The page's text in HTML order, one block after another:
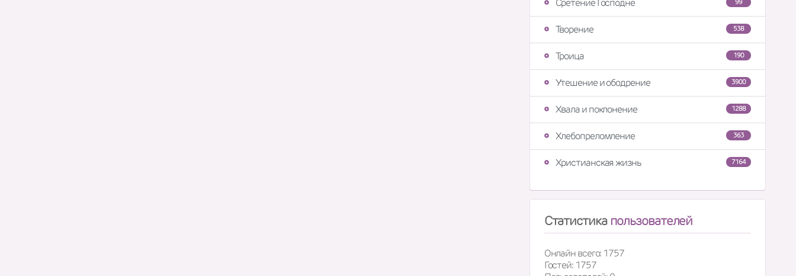
99
Сретение Господне
538
Творение
190
Троица
3900
Утешение и ободрение
1288
Хвала и поклонение
363
Хлебопреломление
7164
Христианская жизнь
Статистика пользователей
Онлайн всего: 1757
Гостей: 1757